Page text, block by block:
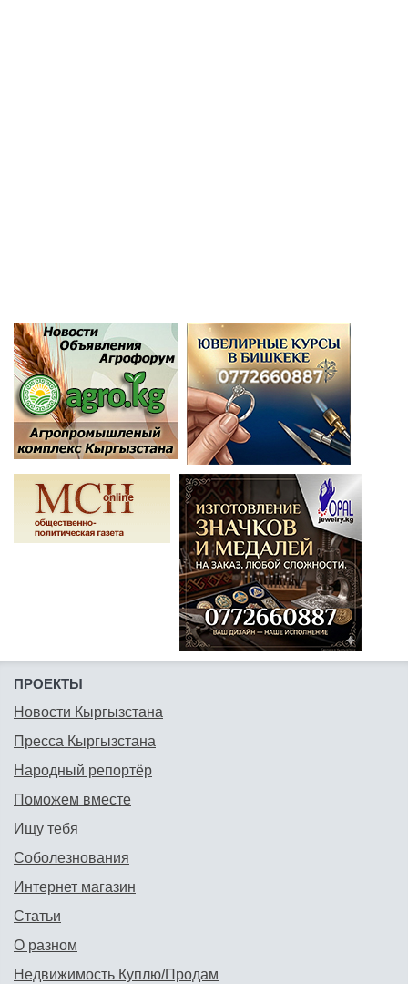
ПРОЕКТЫ
Новости Кыргызстана
Пресса Кыргызстана
Народный репортёр
Поможем вместе
Ищу тебя
Соболезнования
Интернет магазин
Статьи
О разном
Недвижимость Куплю/Продам